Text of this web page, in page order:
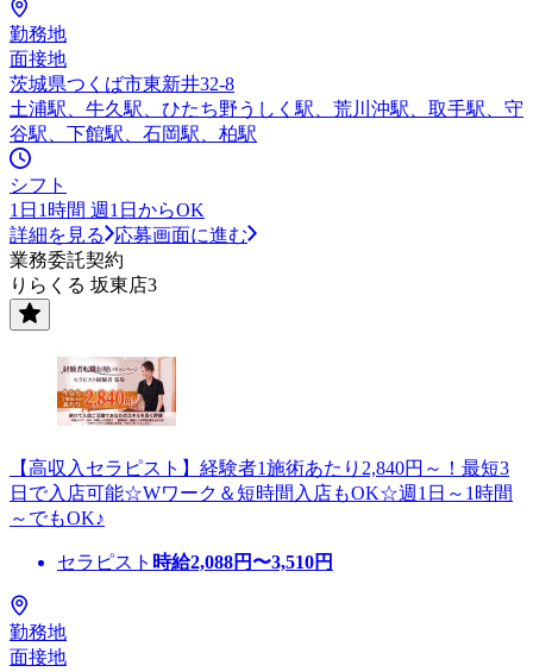
勤務地
面接地
茨城県つくば市東新井32-8
土浦駅、牛久駅、ひたち野うしく駅、荒川沖駅、取手駅、守
谷駅、下館駅、石岡駅、柏駅
シフト
1日1時間 週1日からOK
詳細を見る
応募画面に進む
業務委託契約
りらくる 坂東店3
【高収入セラピスト】経験者1施術あたり2,840円～！最短3
日で入店可能☆Wワーク＆短時間入店もOK☆週1日～1時間
～でもOK♪
セラピスト 時給2,088円〜3,510円
勤務地
面接地